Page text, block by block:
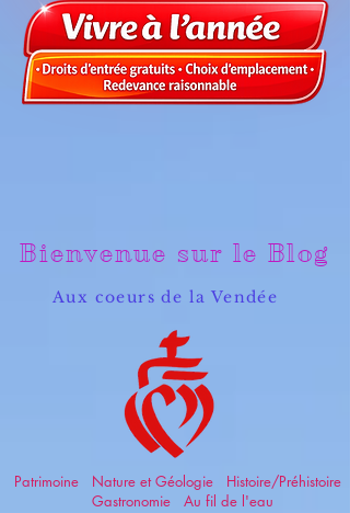
Bienvenue sur le Blog
Aux coeurs de la Vendée
Patrimoine Nature et Géologie Histoire/Préhistoire
Gastronomie Au fil de l'eau